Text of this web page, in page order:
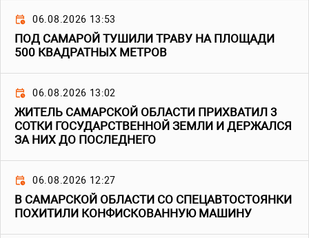
06.08.2026 13:53
ПОД САМАРОЙ ТУШИЛИ ТРАВУ НА ПЛОЩАДИ
500 КВАДРАТНЫХ МЕТРОВ
06.08.2026 13:02
ЖИТЕЛЬ САМАРСКОЙ ОБЛАСТИ ПРИХВАТИЛ 3
СОТКИ ГОСУДАРСТВЕННОЙ ЗЕМЛИ И ДЕРЖАЛСЯ
ЗА НИХ ДО ПОСЛЕДНЕГО
06.08.2026 12:27
В САМАРСКОЙ ОБЛАСТИ СО СПЕЦАВТОСТОЯНКИ
ПОХИТИЛИ КОНФИСКОВАННУЮ МАШИНУ